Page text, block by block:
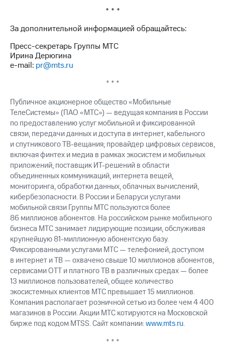
* * *
За дополнительной информацией обращайтесь:
Пресс-секретарь Группы МТС
Ирина Дерюгина
e-mail: pr@mts.ru
* * *
Публичное акционерное общество «Мобильные
ТелеСистемы» (ПАО «МТС») — ведущая компания в России
по предоставлению услуг мобильной и фиксированной
связи, передачи данных и доступа в интернет, кабельного
и спутникового ТВ-вещания; провайдер цифровых сервисов,
включая финтех и медиа в рамках экосистем и мобильных
приложений; поставщик ИТ-решений в области
объединенных коммуникаций, интернета вещей,
мониторинга, обработки данных, облачных вычислений,
кибербезопасности. В России и Беларуси услугами
мобильной связи Группы МТС пользуются более
86 миллионов абонентов. На российском рынке мобильного
бизнеса МТС занимает лидирующие позиции, обслуживая
крупнейшую 81-миллионную абонентскую базу.
Фиксированными услугами МТС — телефонией, доступом
в интернет и ТВ — охвачено свыше 10 миллионов абонентов,
сервисами OTT и платного ТВ в различных средах — более
13 миллионов пользователей, общее количество
экосистемных клиентов МТС превышает 15 миллионов.
Компания располагает розничной сетью из более чем 4 400
магазинов в России. Акции МТС котируются на Московской
бирже под кодом MTSS. Сайт компании:www.mts.ru.
* * *